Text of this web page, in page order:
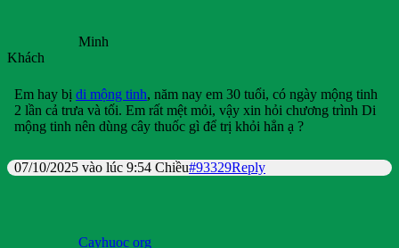
Minh
Khách
Em hay bị di mộng tinh, năm nay em 30 tuổi, có ngày mộng tinh
2 lần cả trưa và tối. Em rất mệt mỏi, vậy xin hỏi chương trình Di
mộng tinh nên dùng cây thuốc gì để trị khỏi hẳn ạ ?
07/10/2025 vào lúc 9:54 Chiều#93329Reply
Cayhuoc org